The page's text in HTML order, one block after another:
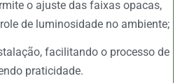
o ajuste das faixas opacas,
de luminosidade no ambiente;
facilitando o processo de
praticidade.